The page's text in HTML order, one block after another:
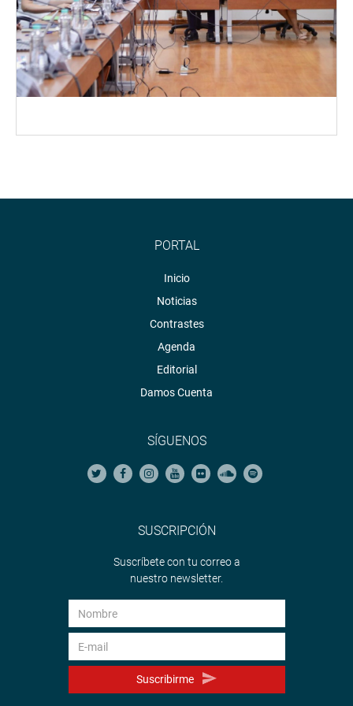
PORTAL
Inicio
Noticias
Contrastes
Agenda
Editorial
Damos Cuenta
SÍGUENOS
SUSCRIPCIÓN
Suscríbete con tu correo a
nuestro newsletter.
Suscribirme